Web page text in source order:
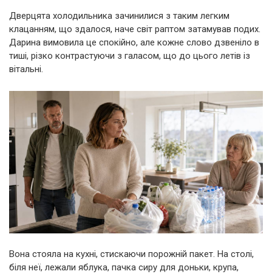
Дверцята холодильника зачинилися з таким легким
клацанням, що здалося, наче світ раптом затамував подих.
Дарина вимовила це спокійно, але кожне слово дзвеніло в
тиші, різко контрастуючи з галасом, що до цього летів із
вітальні.
Вона стояла на кухні, стискаючи порожній пакет. На столі,
біля неї, лежали яблука, пачка сиру для доньки, крупа,